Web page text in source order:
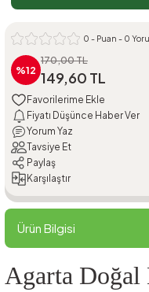
0 - Puan - 0
%12
170,00 TL
149,60 TL
Fiyatı Düşünce Haber Ver
Yorum Yaz
Tavsiye Et
Paylaş
Karşılaştır
Ürün Bilgisi
Agarta Doğal